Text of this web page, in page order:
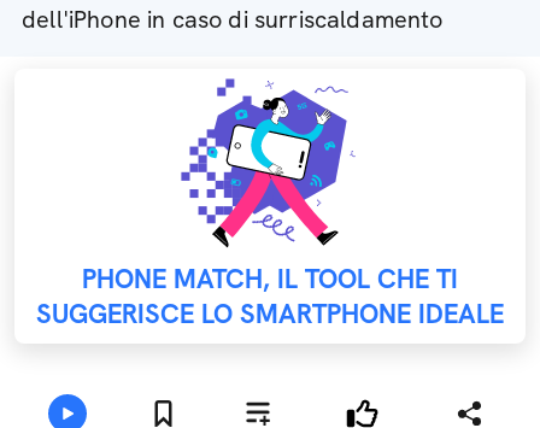
dell'iPhone in caso di surriscaldamento
PHONE MATCH, IL TOOL CHE TI
SUGGERISCE LO SMARTPHONE IDEALE